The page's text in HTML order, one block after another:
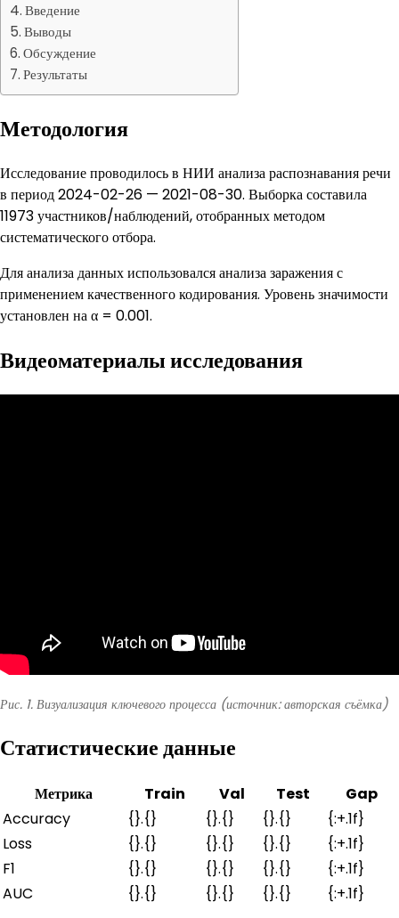
Введение
Выводы
Обсуждение
Результаты
Методология
Исследование проводилось в НИИ анализа распознавания речи
в период 2024-02-26 — 2021-08-30. Выборка составила
11973 участников/наблюдений, отобранных методом
систематического отбора.
Для анализа данных использовался анализа заражения с
применением качественного кодирования. Уровень значимости
установлен на α = 0.001.
Видеоматериалы исследования
Рис. 1. Визуализация ключевого процесса (источник: авторская съёмка)
Статистические данные
Метрика Train Val Test
Gap
Accuracy
{}.{} {}.{} {}.{}
{:+.1f}
Loss
{}.{} {}.{} {}.{}
{:+.1f}
F1
{}.{} {}.{} {}.{}
{:+.1f}
AUC
{}.{} {}.{} {}.{} {:+.1f}